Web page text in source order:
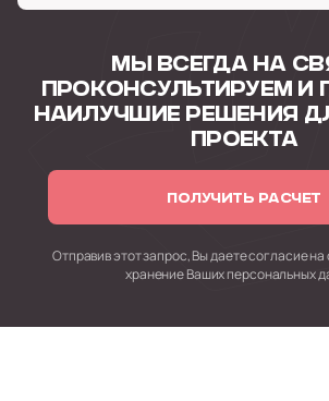
МЫ ВСЕГДА НА
ПРОКОНСУЛЬТИРУЕМ
И
НАИЛУЧШИЕ РЕШЕНИЯ
ПРОЕКТА
ПОЛУЧИТЬ РАСЧЕТ
Отправив этот запрос, Вы даете согласие
хранение Ваших персональных